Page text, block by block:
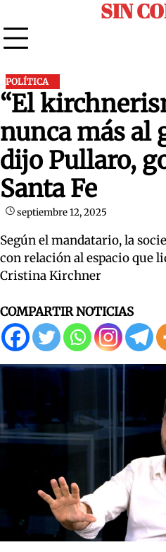
to
content
SIN
POLÍTICA
“El
nunca más al
dijo Pullaro,
Santa Fe
septiembre 12, 2025
Según el mandatario, la
con relación al espacio que
Cristina Kirchner
COMPARTIR NOTICIAS